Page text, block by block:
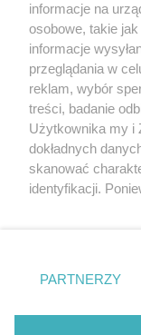
Rudzcy
techniczne
Straz
Nie zapomnij
zapoznać się z:
Twojemiasto
Piekary Śląskie
Chorzów
Tarnowskie Góry
Gliwice
informacje na
osobowe, takie
informacje
przeglądania w
reklam, wybór
treści, badanie
Użytkownika my i
dokładnych
skanować
identyfikacji.
prywatności
. Niektóre
zgody
takiemu
PARTNERZY